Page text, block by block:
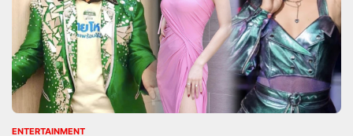
ENTERTAINMENT